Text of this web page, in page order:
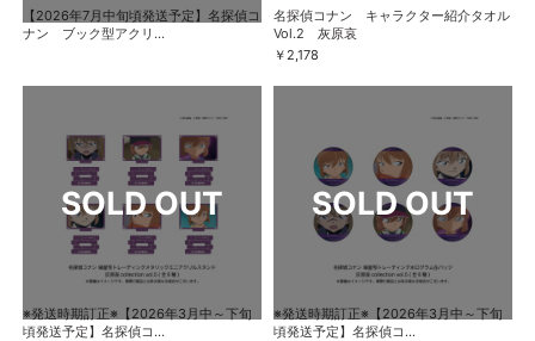
【2026年7月中旬頃発送予定】名探偵コ
ナン ブック型アクリ...
名探偵コナン キャラクター紹介タオル
Vol.2 灰原哀
￥2,178
※発送時期訂正※【2026年3月中～下旬
頃発送予定】名探偵コ...
※発送時期訂正※【2026年3月中～下旬
頃発送予定】名探偵コ...